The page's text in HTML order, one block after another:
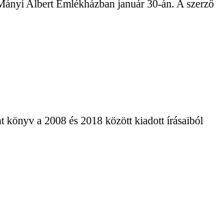
Albert Emlékházban január 30-án. A
könyv a 2008 és 2018 között kiadott írásaiból